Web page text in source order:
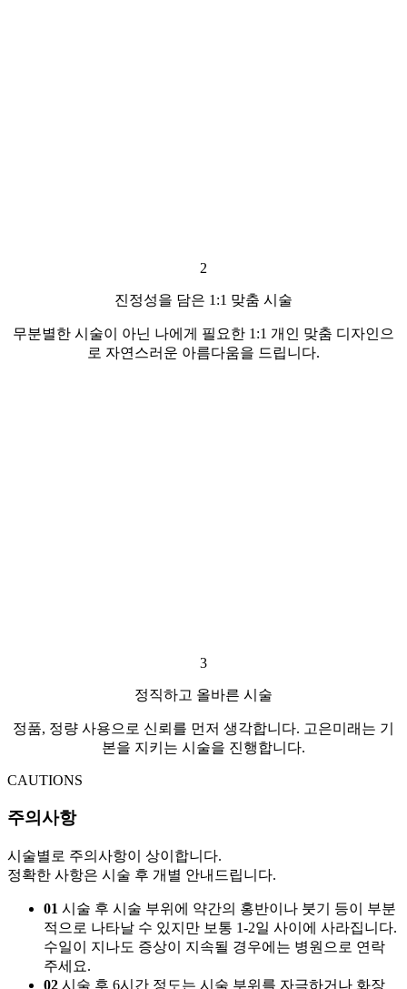
2
진정성을 담은 1:1 맞춤 시술
무분별한 시술이 아닌 나에게 필요한 1:1 개인 맞춤 디자인으
로 자연스러운 아름다움을 드립니다.
3
정직하고 올바른 시술
정품, 정량 사용으로 신뢰를 먼저 생각합니다. 고은미래는 기
본을 지키는 시술을 진행합니다.
CAUTIONS
주의사항
시술별로 주의사항이 상이합니다.
정확한 사항은 시술 후 개별 안내드립니다.
01 시술 후 시술 부위에 약간의 홍반이나 붓기 등이 부분
적으로 나타날 수 있지만 보통 1-2일 사이에 사라집니다.
수일이 지나도 증상이 지속될 경우에는 병원으로 연락
주세요.
02 시술 후 6시간 정도는 시술 부위를 자극하거나 화장